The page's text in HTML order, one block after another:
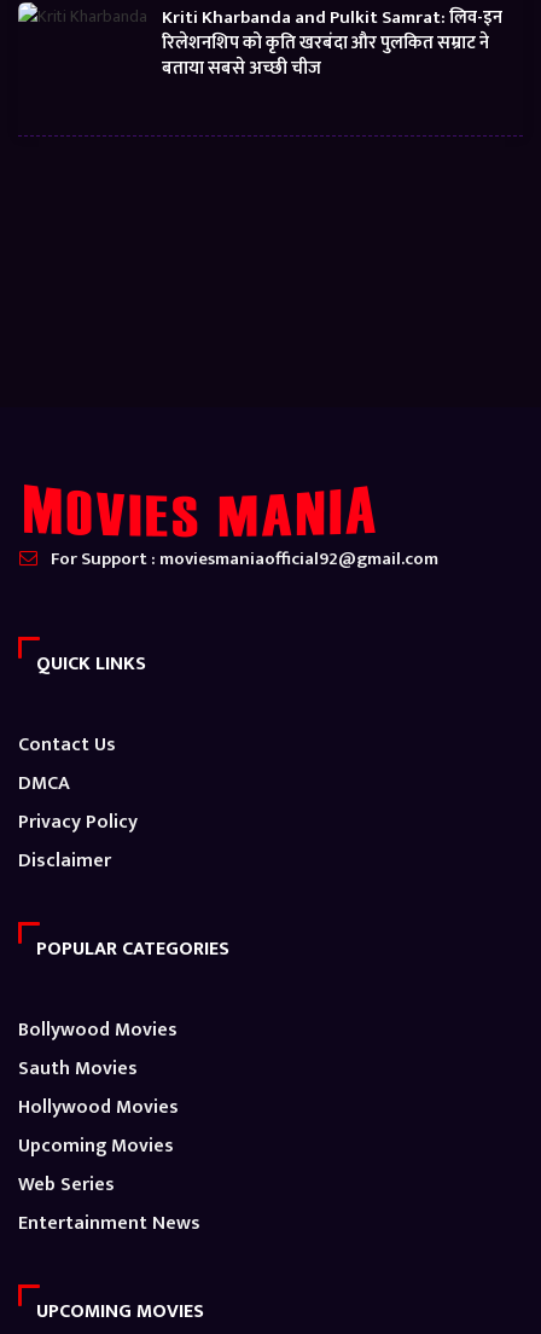
Kriti Kharbanda and Pulkit Samrat: लिव-इन
रिलेशनशिप को कृति खरबंदा और पुलकित सम्राट ने
बताया सबसे अच्छी चीज
For Support : moviesmaniaofficial92@gmail.com
QUICK LINKS
Contact Us
DMCA
Privacy Policy
Disclaimer
POPULAR CATEGORIES
Bollywood Movies
Sauth Movies
Hollywood Movies
Upcoming Movies
Web Series
Entertainment News
UPCOMING MOVIES